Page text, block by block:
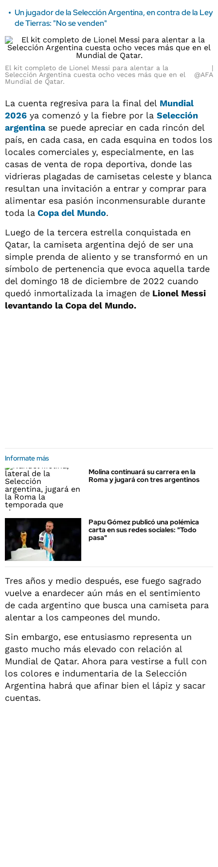
Un jugador de la Selección Argentina, en contra de la Ley
de Tierras: "No se venden"
El kit completo de Lionel Messi para alentar a la
Selección Argentina cuesta ocho veces más que en el
Mundial de Qatar.
@AFA
La cuenta regresiva para la final del Mundial
2026 ya comenzó y la fiebre por la Selección
argentinase puede apreciar en cada rincón del
país, en cada casa, en cada esquina en todos los
locales comerciales y, especialmente, en las
casas de venta de ropa deportiva, donde las
vidrieras plagadas de camisetas celeste y blanca
resultan una invitación a entrar y comprar para
alimentar esa pasión inconmensurable durante
toda la Copa del Mundo.
Luego de la tercera estrella conquistada en
Qatar, la camiseta argentina dejó de ser una
simple prenda de aliento y se transformó en un
símbolo de pertenencia que evoca aquella tarde
del domingo 18 de diciembre de 2022 cuando
quedó inmortalizada la imagen de Lionel Messi
levantando la Copa del Mundo.
Informate más
Molina continuará su carrera en la
Roma y jugará con tres argentinos
Papu Gómez publicó una polémica
carta en sus redes sociales: "Todo
pasa"
Tres años y medio después, ese fuego sagrado
vuelve a enardecer aún más en el sentimiento
de cada argentino que busca una camiseta para
alentar a los campeones del mundo.
Sin embargo, ese entusiasmo representa un
gasto mucho más elevado con relación al
Mundial de Qatar. Ahora para vestirse a full con
los colores e indumentaria de la Selección
Argentina habrá que afinar bien el lápiz y sacar
cuentas.